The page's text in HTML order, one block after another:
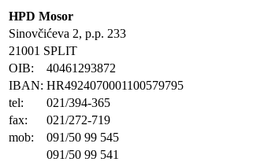
HPD Mosor
Sinovčićeva 2, p.p. 233
21001 SPLIT
OIB:
40461293872
IBAN: HR4924070001100579795
tel:
021/394-365
fax:
021/272-719
mob:
091/50 99 545
091/50 99 541